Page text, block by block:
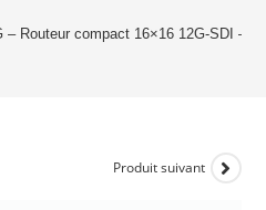
– Routeur compact 16×16 12G-SDI –
Produit suivant